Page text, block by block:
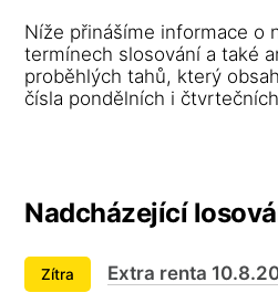
Níže přinášíme informace o
termínech slosování a také
proběhlých tahů, který
čísla pondělních i
Nadcházející
Zítra Extra renta